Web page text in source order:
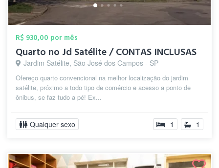
R$ 930,00 por mês
Quarto no Jd Satélite / CONTAS INCLUSAS
Jardim Satélite, São José dos Campos - SP
Ofereço quarto convencional na melhor localização do jardim
satélite, próximo a todo tipo de comércio e acesso a ponto de
ônibus, se faz tudo a pé! Ex...
Qualquer sexo 1 1